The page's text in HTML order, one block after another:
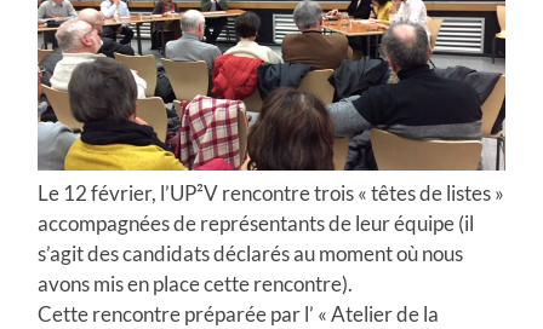
Le 12 février, l’UP²V rencontre trois « têtes de listes »
accompagnées de représentants de leur équipe (il
s’agit des candidats déclarés au moment où nous
avons mis en place cette rencontre).
Cette rencontre préparée par l’ « Atelier de la